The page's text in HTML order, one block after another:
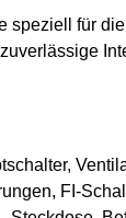
speziell für
FI-